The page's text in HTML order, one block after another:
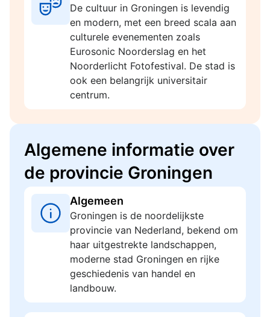
De cultuur in Groningen is levendig
en modern, met een breed scala aan
culturele evenementen zoals
Eurosonic Noorderslag en het
Noorderlicht Fotofestival. De stad is
ook een belangrijk universitair
centrum.
Algemene informatie over
de provincie Groningen
Algemeen
Groningen is de noordelijkste
provincie van Nederland, bekend om
haar uitgestrekte landschappen,
moderne stad Groningen en rijke
geschiedenis van handel en
landbouw.